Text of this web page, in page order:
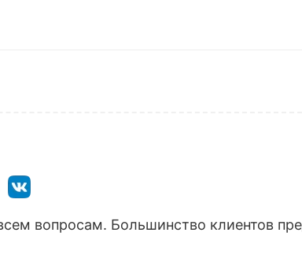
вопросам. Большинство клиентов